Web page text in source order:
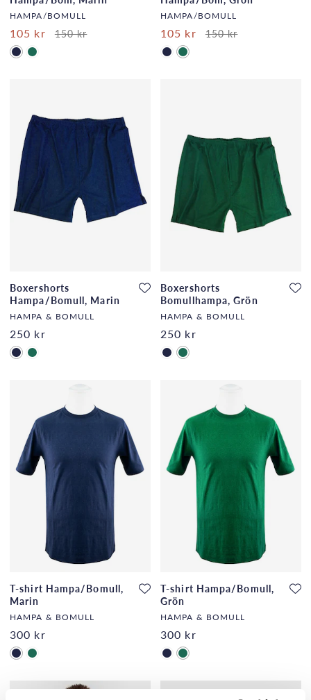
HAMPA/BOMULL
105 kr 150 kr
HAMPA/BOMULL
105 kr 150 kr
Boxershorts
Hampa/Bomull, Marin
HAMPA & BOMULL
250 kr
Boxershorts
Bomullhampa, Grön
HAMPA & BOMULL
250 kr
T-shirt Hampa/Bomull,
Marin
HAMPA & BOMULL
300 kr
T-shirt Hampa/Bomull,
Grön
HAMPA & BOMULL
300 kr